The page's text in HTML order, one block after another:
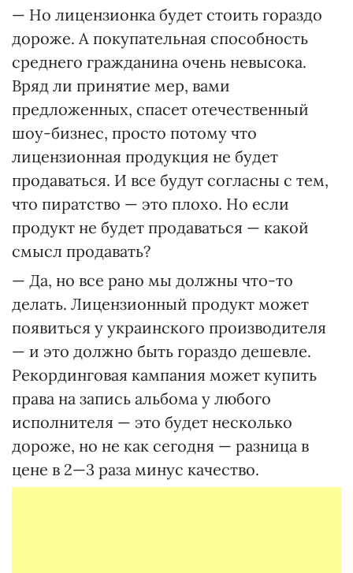
— Но лицензионка будет стоить гораздо
дороже. А покупательная способность
среднего гражданина очень невысока.
Вряд ли принятие мер, вами
предложенных, спасет отечественный
шоу-бизнес, просто потому что
лицензионная продукция не будет
продаваться. И все будут согласны с тем,
что пиратство — это плохо. Но если
продукт не будет продаваться — какой
смысл продавать?
— Да, но все рано мы должны что-то
делать. Лицензионный продукт может
появиться у украинского производителя
— и это должно быть гораздо дешевле.
Рекординговая кампания может купить
права на запись альбома у любого
исполнителя — это будет несколько
дороже, но не как сегодня — разница в
цене в 2—3 раза минус качество.